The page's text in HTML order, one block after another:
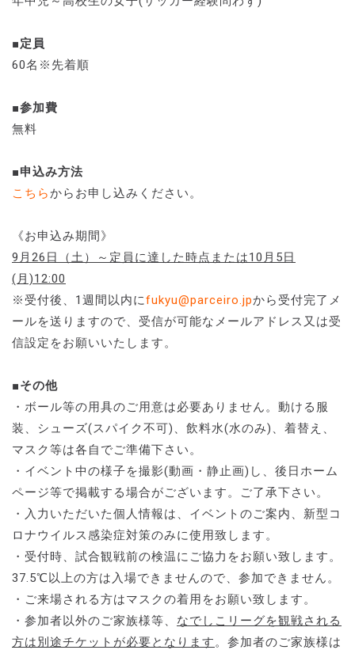
■定員
60名※先着順
■参加費
無料
■申込み方法
こちらからお申し込みください。
《お申込み期間》
9月26日（土）～定員に達した時点または10月5日
(月)12:00
※受付後、1週間以内にfukyu@parceiro.jpから受付完了メ
ールを送りますので、受信が可能なメールアドレス又は受
信設定をお願いいたします。
■その他
・ボール等の用具のご用意は必要ありません。動ける服
装、シューズ(スパイク不可)、飲料水(水のみ)、着替え、
マスク等は各自でご準備下さい。
・イベント中の様子を撮影(動画・静止画)し、後日ホーム
ページ等で掲載する場合がございます。ご了承下さい。
・入力いただいた個人情報は、イベントのご案内、新型コ
ロナウイルス感染症対策のみに使用致します。
・受付時、試合観戦前の検温にご協力をお願い致します。
37.5℃以上の方は入場できませんので、参加できません。
・ご来場される方はマスクの着用をお願い致します。
・参加者以外のご家族様等、 なでしこリーグを観戦される
方は別途チケットが必要となります。参加者のご家族様は